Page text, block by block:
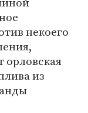
некоего
орловская
из